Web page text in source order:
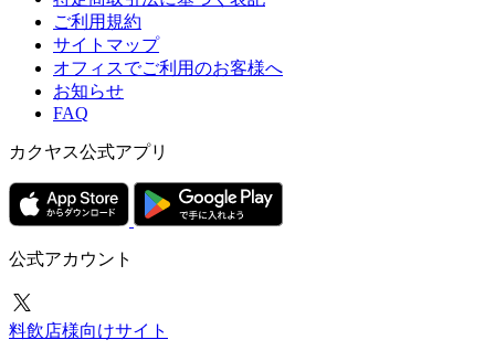
ご利用規約
サイトマップ
オフィスでご利用のお客様へ
お知らせ
FAQ
カクヤス公式アプリ
公式アカウント
料飲店様向けサイト